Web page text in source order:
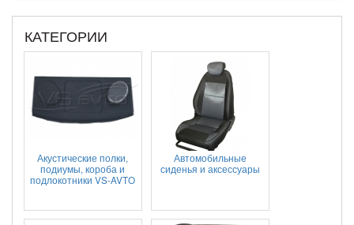
КАТЕГОРИИ
Акустические полки,
подиумы, короба и
подлокотники VS-AVTO
Автомобильные
сиденья и аксессуары